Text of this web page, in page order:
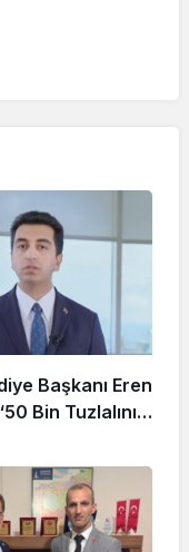
Başkanı Eren
Bin Tuzlalının
Karşı